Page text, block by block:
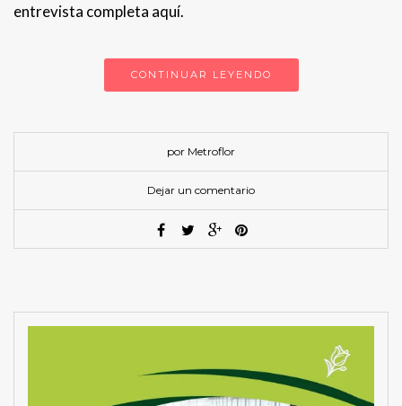
entrevista completa aquí.
CONTINUAR LEYENDO
por Metroflor
Dejar un comentario